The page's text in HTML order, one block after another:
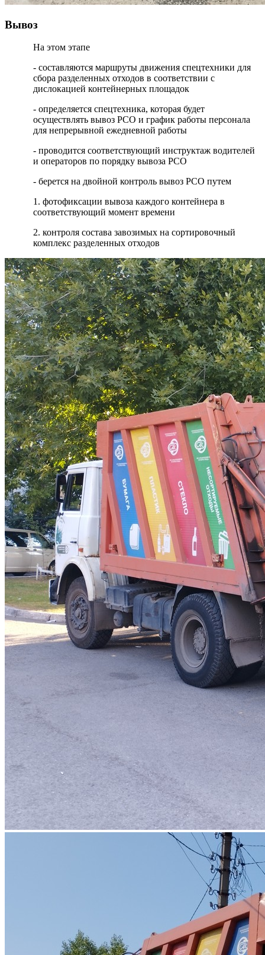
Вывоз
На этом этапе
- составляются маршруты движения спецтехники для
сбора разделенных отходов в соответствии с
дислокацией контейнерных площадок
- определяется спецтехника, которая будет
осуществлять вывоз РСО и график работы персонала
для непрерывной ежедневной работы
- проводится соответствующий инструктаж водителей
и операторов по порядку вывоза РСО
- берется на двойной контроль вывоз РСО путем
1. фотофиксации вывоза каждого контейнера в
соответствующий момент времени
2. контроля состава завозимых на сортировочный
комплекс разделенных отходов